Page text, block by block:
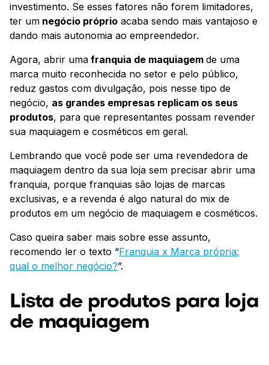
investimento. Se esses fatores não forem limitadores,
ter um negócio próprio acaba sendo mais vantajoso e
dando mais autonomia ao empreendedor.
Agora, abrir uma franquia de maquiagem de uma
marca muito reconhecida no setor e pelo público,
reduz gastos com divulgação, pois nesse tipo de
negócio, as grandes empresas replicam os seus
produtos, para que representantes possam revender
sua maquiagem e cosméticos em geral.
Lembrando que você pode ser uma revendedora de
maquiagem dentro da sua loja sem precisar abrir uma
franquia, porque franquias são lojas de marcas
exclusivas, e a revenda é algo natural do mix de
produtos em um negócio de maquiagem e cosméticos.
Caso queira saber mais sobre esse assunto,
recomendo ler o texto “Franquia x Marca própria:
qual o melhor negócio?”.
Lista de produtos para loja
de maquiagem